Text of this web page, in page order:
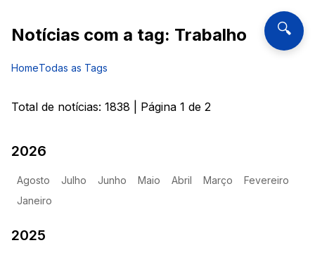
🔍
Notícias com a tag: Trabalho
HomeTodas as Tags
Total de notícias: 1838 | Página 1 de 2
2026
Agosto Julho Junho Maio Abril Março
Fevereiro
Janeiro
2025